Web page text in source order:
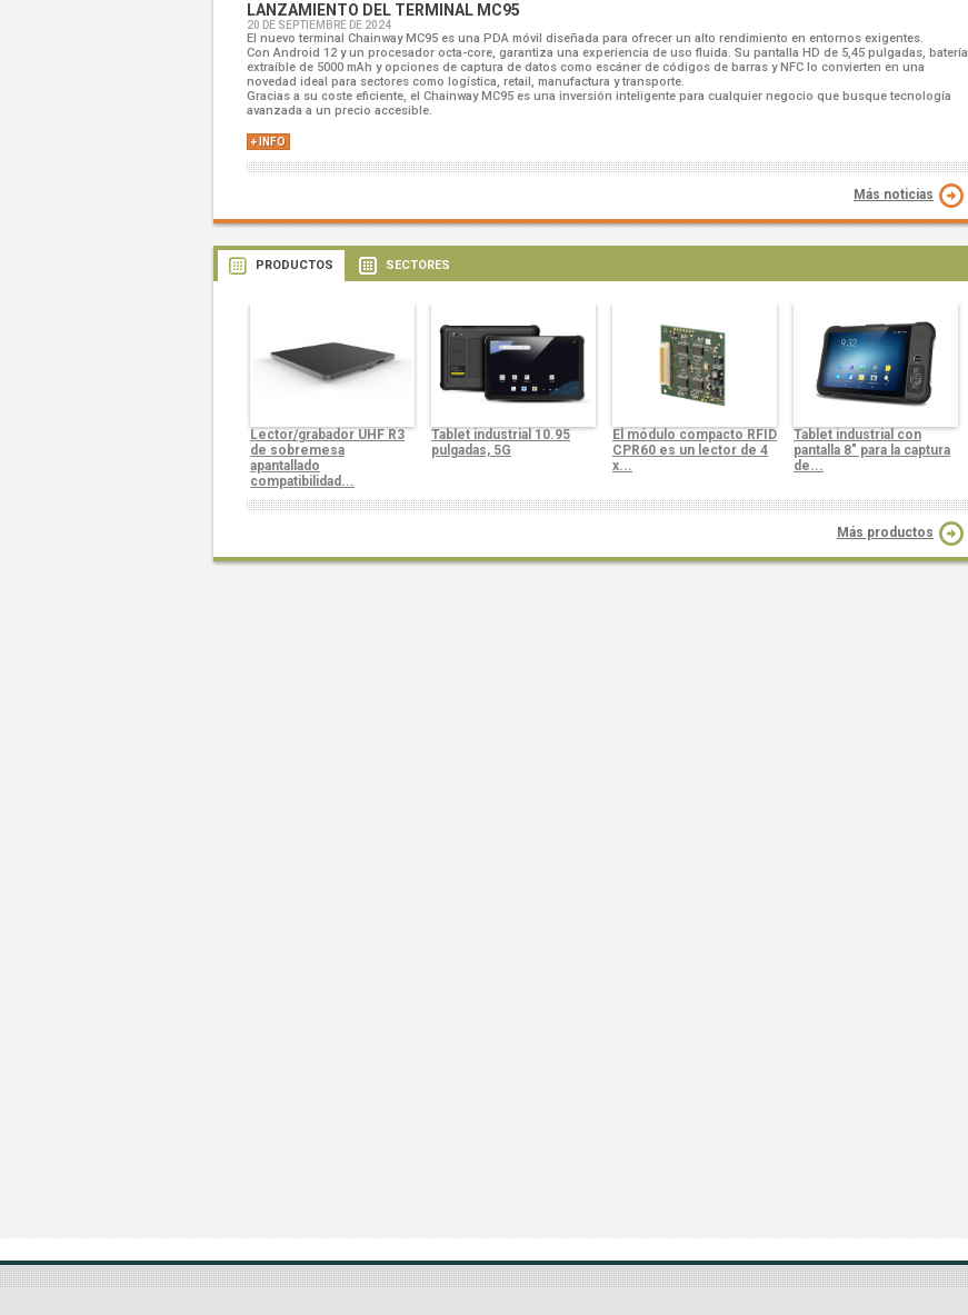
LANZAMIENTO DEL TERMINAL MC95
20 DE SEPTIEMBRE DE 2024
El nuevo terminal Chainway MC95 es una PDA móvil diseñada para ofrecer un alto rendimiento en entornos exigentes.
Con Android 12 y un procesador octa-core, garantiza una experiencia de uso fluida. Su pantalla HD de 5,45 pulgadas, batería
extraíble de 5000 mAh y opciones de captura de datos como escáner de códigos de barras y NFC lo convierten en una
novedad ideal para sectores como logística, retail, manufactura y transporte.
Gracias a su coste eficiente, el Chainway MC95 es una inversión inteligente para cualquier negocio que busque tecnología
avanzada a un precio accesible.
+ INFO
Más noticias
PRODUCTOS SECTORES
Lector/grabador UHF R3
de sobremesa
apantallado
compatibilidad...
Tablet industrial 10.95
pulgadas, 5G
El módulo compacto RFID
CPR60 es un lector de 4
x...
Tablet industrial con
pantalla 8" para la captura
de...
Más productos